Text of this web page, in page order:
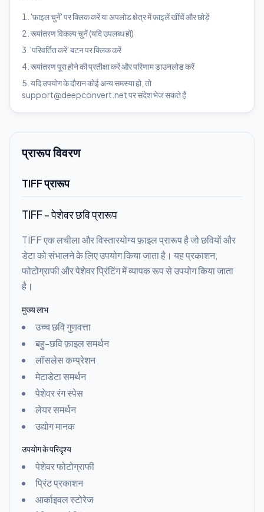
'फ़ाइल चुनें' पर क्लिक करें या अपलोड क्षेत्र में फ़ाइलें खींचें और छोड़ें
रूपांतरण विकल्प चुनें (यदि उपलब्ध हों)
'परिवर्तित करें' बटन पर क्लिक करें
रूपांतरण पूरा होने की प्रतीक्षा करें और परिणाम डाउनलोड करें
यदि उपयोग के दौरान कोई अन्य समस्या हो, तो
support@deepconvert.net पर संदेश भेज सकते हैं
प्रारूप विवरण
TIFF प्रारूप
TIFF - पेशेवर छवि प्रारूप
TIFF एक लचीला और विस्तारयोग्य फ़ाइल प्रारूप है जो छवियों और
डेटा को संभालने के लिए उपयोग किया जाता है। यह प्रकाशन,
फोटोग्राफी और पेशेवर प्रिंटिंग में व्यापक रूप से उपयोग किया जाता
है।
मुख्य लाभ
उच्च छवि गुणवत्ता
बहु-छवि फ़ाइल समर्थन
लॉसलेस कम्प्रेशन
मेटाडेटा समर्थन
पेशेवर रंग स्पेस
लेयर समर्थन
उद्योग मानक
उपयोग के परिदृश्य
पेशेवर फोटोग्राफी
प्रिंट प्रकाशन
आर्काइवल स्टोरेज